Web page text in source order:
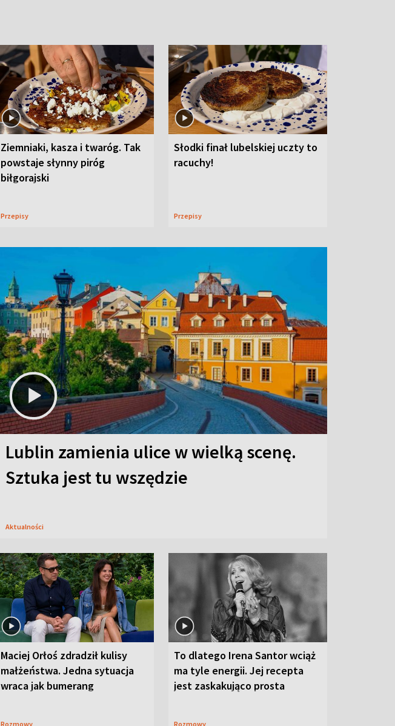
Ziemniaki, kasza i twaróg. Tak
powstaje słynny piróg
biłgorajski
Przepisy
Słodki finał lubelskiej uczty to
racuchy!
Przepisy
Lublin zamienia ulice w wielką scenę.
Sztuka jest tu wszędzie
Aktualności
Maciej Orłoś zdradził kulisy
małżeństwa. Jedna sytuacja
wraca jak bumerang
Rozmowy
To dlatego Irena Santor wciąż
ma tyle energii. Jej recepta
jest zaskakująco prosta
Rozmowy